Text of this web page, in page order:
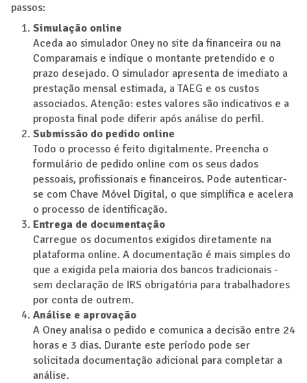
passos:
Simulação online
Aceda ao simulador Oney no site da financeira ou na
Comparamais e indique o montante pretendido e o
prazo desejado. O simulador apresenta de imediato a
prestação mensal estimada, a TAEG e os custos
associados. Atenção: estes valores são indicativos e a
proposta final pode diferir após análise do perfil.
Submissão do pedido online
Todo o processo é feito digitalmente. Preencha o
formulário de pedido online com os seus dados
pessoais, profissionais e financeiros. Pode autenticar-
se com Chave Móvel Digital, o que simplifica e acelera
o processo de identificação.
Entrega de documentação
Carregue os documentos exigidos diretamente na
plataforma online. A documentação é mais simples do
que a exigida pela maioria dos bancos tradicionais -
sem declaração de IRS obrigatória para trabalhadores
por conta de outrem.
Análise e aprovação
A Oney analisa o pedido e comunica a decisão entre 24
horas e 3 dias. Durante este período pode ser
solicitada documentação adicional para completar a
análise.